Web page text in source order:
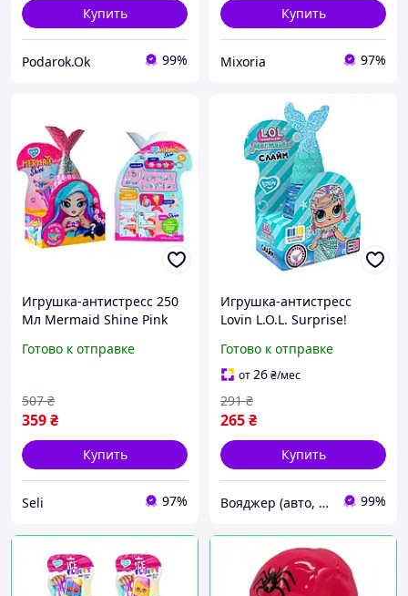
Купить
Podarok.Ok 99%
Купить
Mixoria 97%
Игрушка-антистресс 250
Мл Mermaid Shine Pink
антистрес 250 Мл
Lovin
Готово к отправке
359₴
507 ₴
Купить
Seli 97%
Игрушка-антистресс
Lovin L.O.L. Surprise!
LOL80196 6121-VO
Готово к отправке
от26₴/мес
265₴
291 ₴
Купить
Вояджер (авто, туризм, спорт) 99%